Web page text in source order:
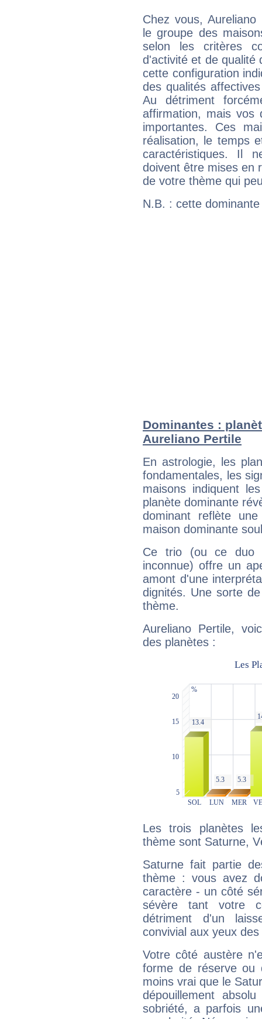
Chez vous,
le groupe des
selon les critères
d'activité et de qualité
cette configuration
des qualités
Au détriment
affirmation, mais
importantes. Ces
réalisation, le temps
caractéristiques. Il
doivent être mises en
de votre thème qui
N.B. : cette
Dominantes :
Aureliano Pertile
En astrologie, les
fondamentales, les
maisons indiquent
planète dominante
dominant reflète
maison dominante
Ce trio (ou ce duo
inconnue) offre un
amont d'une
dignités. Une sorte
thème.
Aureliano Pertile,
des planètes :
Les trois planètes
thème sont Saturne,
Saturne fait partie
thème : vous avez
caractère - un côté
sévère tant votre
détriment d'un
convivial aux yeux
Votre côté austère
forme de réserve
moins vrai que le
dépouillement
sobriété, a parfois